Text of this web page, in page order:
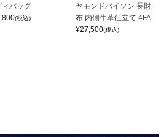
ィバッグ
(税込)
ヤモンドパイソン 長財
布 内側牛革仕立て 4FA
¥27,500(税込)